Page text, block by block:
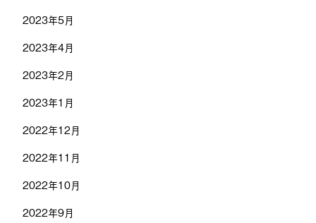
2023年5月
2023年4月
2023年2月
2023年1月
2022年12月
2022年11月
2022年10月
2022年9月